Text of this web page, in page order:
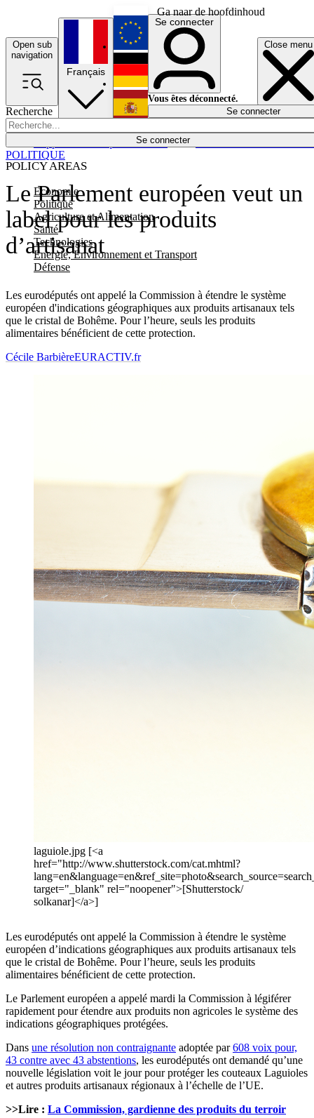
Ga naar de hoofdinhoud
Open sub
navigation
Close menu
Recherche
Se connecter
POLICY AREAS
Economie
Politique
Agriculture et Alimentation
Santé
Technologies
Energie, Environnement et Transport
Défense
Économie
Français
English
Deutsch
Español
Se connecter
Vous êtes déconnecté.
Se connecter
Le Parlement européen veut un
label pour les produits
d’artisanat
Les eurodéputés ont appelé la Commission à étendre le système
européen d'indications géographiques aux produits artisanaux tels
que le cristal de Bohême. Pour l’heure, seuls les produits
alimentaires bénéficient de cette protection.
POLITIQUE
Cécile BarbièreEURACTIV.fr
laguiole.jpg [<a
href="http://www.shutterstock.com/cat.mhtml?
target="_blank" rel="noopener">[Shutterstock/
solkanar]</a>]
Les eurodéputés ont appelé la Commission à étendre le système
européen d’indications géographiques aux produits artisanaux tels
que le cristal de Bohême. Pour l’heure, seuls les produits
alimentaires bénéficient de cette protection.
Le Parlement européen a appelé mardi la Commission à légiférer
rapidement pour étendre aux produits non agricoles le système des
indications géographiques protégées.
Dans une résolution non contraignante adoptée par608 voix pour,
43 contre avec 43 abstentions, les eurodéputés ont demandé qu’une
nouvelle législation voit le jour pour protéger les couteaux Laguioles
et autres produits artisanaux régionaux à l’échelle de l’UE.
>>Lire : La Commission, gardienne des produits du terroir